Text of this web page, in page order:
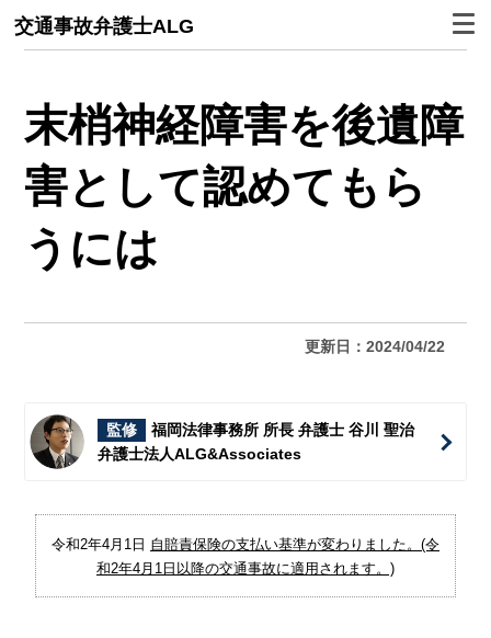
交通事故弁護士ALG
末梢神経障害を後遺障
害として認めてもら
うには
更新日：2024/04/22
監修
福岡法律事務所 所長 弁護士 谷川 聖治
弁護士法人ALG&Associates
令和2年4月1日 自賠責保険の支払い基準が変わりました。(令
和2年4月1日以降の交通事故に適用されます。)